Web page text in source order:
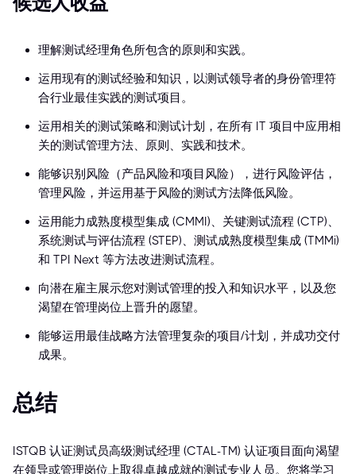
理解测试经理角色所包含的原则和实践。
运用现有的测试经验和知识，以测试领导者的身份管理符
合行业最佳实践的测试项目。
运用相关的测试策略和测试计划，在所有 IT 项目中应用相
关的测试管理方法、原则、实践和技术。
能够识别风险（产品风险和项目风险），进行风险评估，
管理风险，并运用基于风险的测试方法降低风险。
运用能力成熟度模型集成 (CMMI)、关键测试流程 (CTP)、
系统测试与评估流程 (STEP)、测试成熟度模型集成 (TMMi)
和 TPI Next 等方法改进测试流程。
向潜在雇主展示您对测试管理的投入和知识水平，以及您
渴望在管理岗位上晋升的愿望。
能够运用最佳战略方法管理复杂的项目/计划，并成功交付
成果。
总结
ISTQB 认证测试员高级测试经理 (CTAL-TM) 认证项目面向渴望
在领导或管理岗位上取得卓越成就的测试专业人员。您将学习